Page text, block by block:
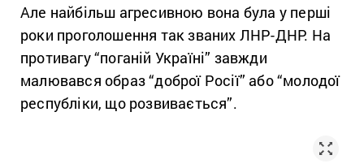
Але найбільш агресивною вона була у перші
роки проголошення так званих ЛНР-ДНР. На
противагу “поганій Україні” завжди
малювався образ “доброї Росії” або “молодої
республіки, що розвивається”.